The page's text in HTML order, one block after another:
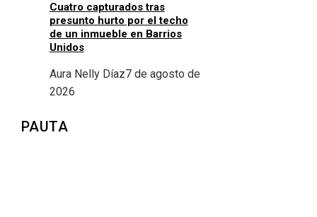
Cuatro capturados tras
presunto hurto por el techo
de un inmueble en Barrios
Unidos
Aura Nelly Díaz7 de agosto de
2026
PAUTA